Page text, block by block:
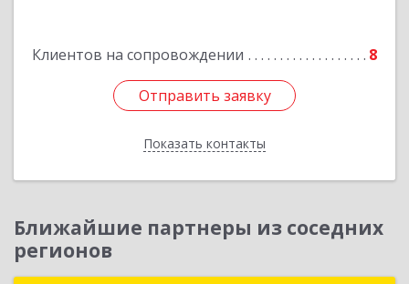
Клиентов на сопровождении 8
Отправить заявку
Показать контакты
Отправить заявку
Назад
Ближайшие партнеры из соседних
регионов